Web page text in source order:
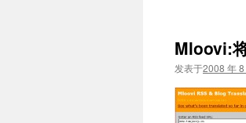
Mloovi:
发表于2008 年 8